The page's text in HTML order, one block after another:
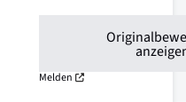
Melden